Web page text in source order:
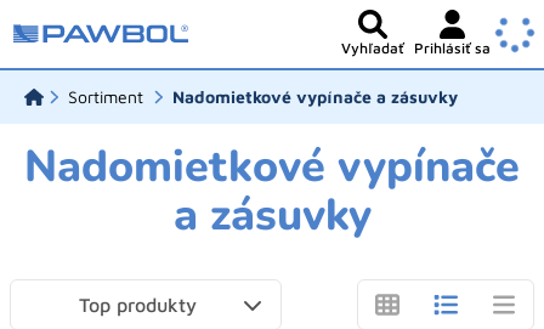
Vyhľadať Prihlásiť sa
Sortiment Nadomietkové vypínače a zásuvky
Nadomietkové vypínače
a zásuvky
Top produkty